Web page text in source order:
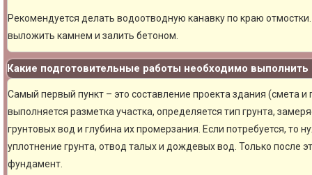
Рекомендуется делать водоотводную канавку по краю
выложить камнем и залить бетоном.
Какие подготовительные работы необходимо
Самый первый пункт – это составление проекта здания (смета
выполняется разметка участка, определяется тип грунта,
грунтовых вод и глубина их промерзания. Если потребуется, то
уплотнение грунта, отвод талых и дождевых вод. Только после
фундамент.